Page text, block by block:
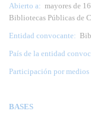
Abierto a: mayores de
Bibliotecas Públicas de
Entidad convocante:
País de la entidad
Participación por
BASES